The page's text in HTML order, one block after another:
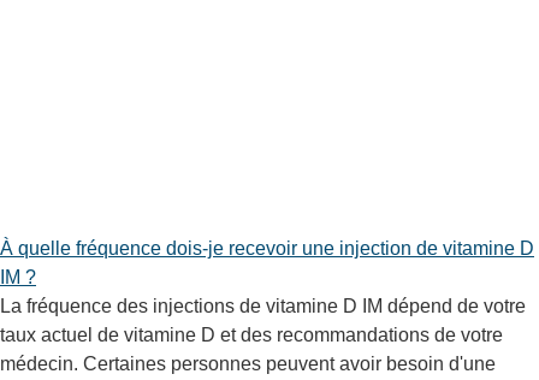
À quelle fréquence dois-je recevoir une injection de vitamine D
IM ?
La fréquence des injections de vitamine D IM dépend de votre
taux actuel de vitamine D et des recommandations de votre
médecin. Certaines personnes peuvent avoir besoin d'une